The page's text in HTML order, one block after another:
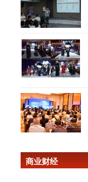
商业财经